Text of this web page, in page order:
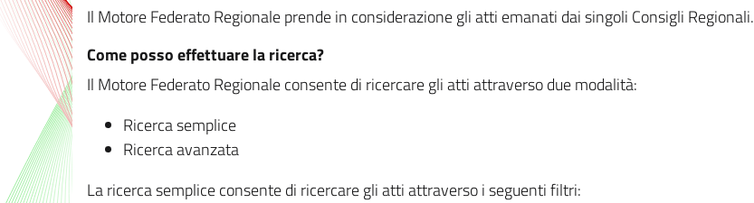
Il Motore Federato Regionale prende in considerazione gli atti emanati dai singoli Consigli Regionali.
Come posso effettuare la ricerca?
Il Motore Federato Regionale consente di ricercare gli atti attraverso due modalità:
Ricerca semplice
Ricerca avanzata
La ricerca semplice consente di ricercare gli atti attraverso i seguenti filtri: